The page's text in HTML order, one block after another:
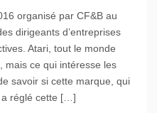
organisé par CF&B au
dirigeants d’entreprises
Atari, tout le monde
mais ce qui intéresse les
savoir si cette marque, qui
a réglé cette […]